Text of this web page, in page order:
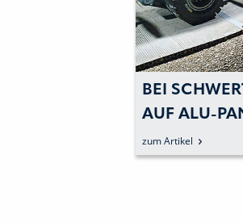
BEI
AUF ALU-
zum Artikel